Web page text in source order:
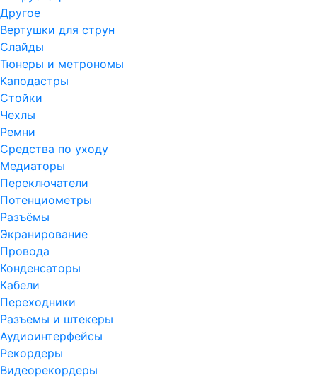
Другое
Вертушки для струн
Слайды
Тюнеры и метрономы
Каподастры
Стойки
Чехлы
Ремни
Средства по уходу
Медиаторы
Переключатели
Потенциометры
Разъёмы
Экранирование
Провода
Конденсаторы
Кабели
Переходники
Разъемы и штекеры
Аудиоинтерфейсы
Рекордеры
Видеорекордеры